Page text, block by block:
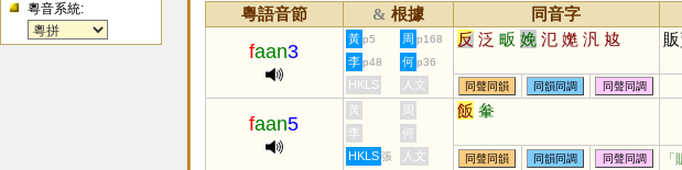
粵音系統: 粵語音節 & 根據 同音字
faan3
黃 p5 周 p168 反 泛 畈 娩 氾 嬔 汎 奿
李 p48 何 p36
HKLS 人文 同聲同韻 同韻同調 同聲同調
faan5
黃 周 飯 軬
李
何
HKLS 張 人文 同聲同韻 同韻同調 同聲同調 「